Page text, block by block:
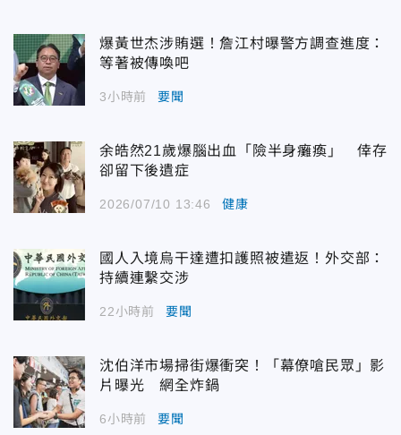
爆黃世杰涉賄選！詹江村曝警方調查進度：
等著被傳喚吧
3小時前 要聞
余皓然21歲爆腦出血「險半身癱瘓」 倖存
卻留下後遺症
2026/07/10 13:46 健康
國人入境烏干達遭扣護照被遣返！外交部：
持續連繫交涉
22小時前 要聞
沈伯洋市場掃街爆衝突！「幕僚嗆民眾」影
片曝光 網全炸鍋
6小時前 要聞